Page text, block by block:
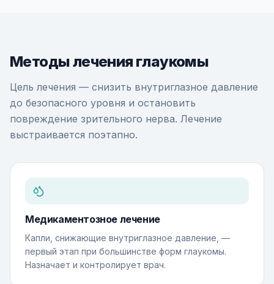
Методы лечения глаукомы
Цель лечения — снизить внутриглазное давление
до безопасного уровня и остановить
повреждение зрительного нерва. Лечение
выстраивается поэтапно.
Медикаментозное лечение
Капли, снижающие внутриглазное давление, —
первый этап при большинстве форм глаукомы.
Назначает и контролирует врач.